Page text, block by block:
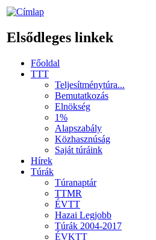
Elsődleges linkek
Főoldal
TTT
Teljesítménytúra...
Bemutatkozás
Elnökség
1%
Alapszabály
Közhasznúság
Saját túráink
Hírek
Túrák
Túranaptár
TTMR
ÉVTT
Hazai Legjobb
Túrák 2004-2017
ÉVKTT